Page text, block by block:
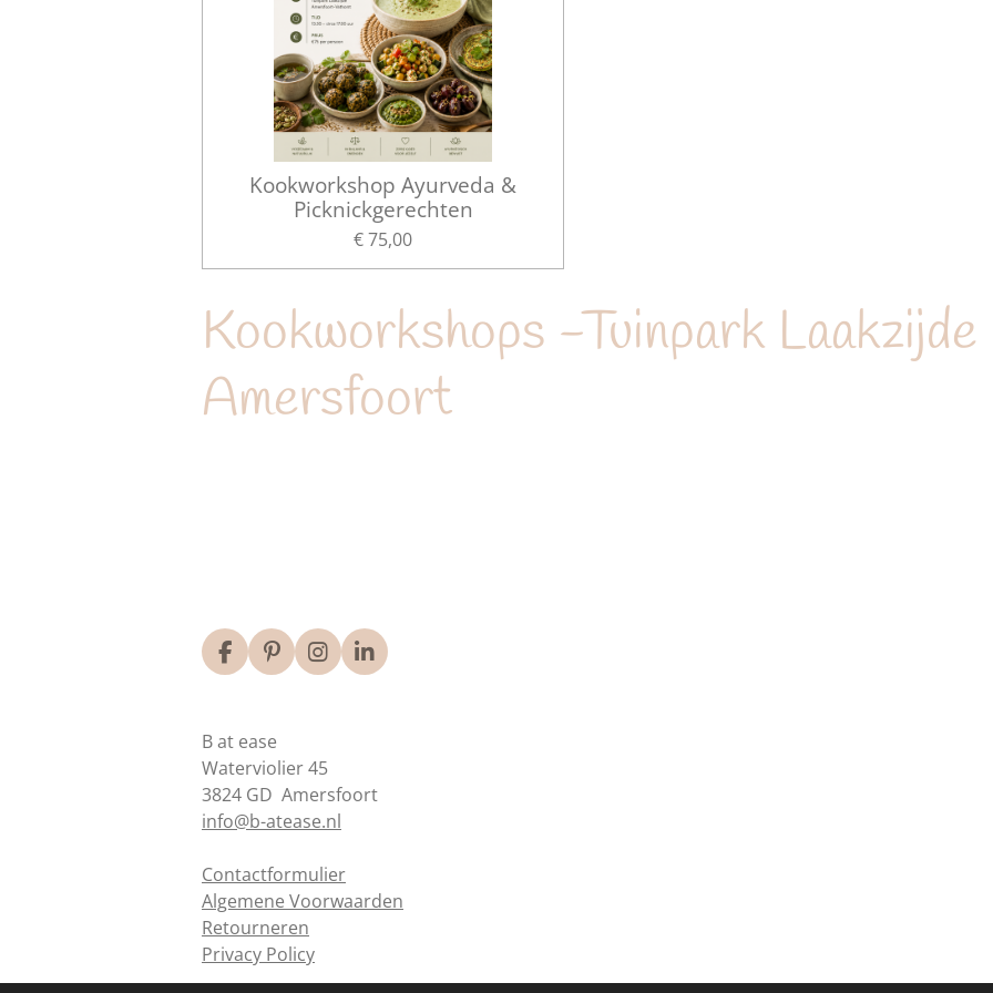
Kookworkshop Ayurveda &
Picknickgerechten
€ 75,00
Kookworkshops -Tuinpark Laakzijde
Amersfoort
F
a
b
o
o
k
P
i
e
r
e
t
I
n
g
r
a
m
L
i
I
n
B at ease
Waterviolier 45
3824 GD Amersfoort
info@b-atease.nl
Contactformulier
Algemene Voorwaarden
Retourneren
Privacy Policy